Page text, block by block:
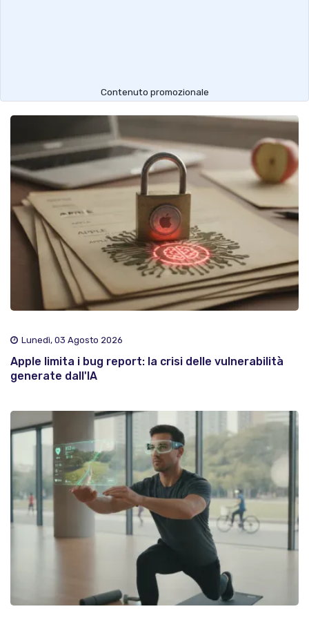
Contenuto promozionale
Lunedì, 03 Agosto 2026
Apple limita i bug report: la crisi delle vulnerabilità
generate dall'IA